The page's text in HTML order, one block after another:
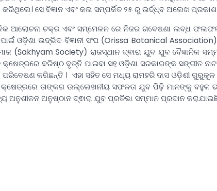
ସେ ବିଜ୍ଞାନ ଏବଂ କଳା ସମ୍ପର୍କିତ ୨୫ ରୁ ଉର୍ଦ୍ଧ୍ବ ଅଲେଖ
ଆଲୋଚନା ଚକ୍ର ଏବଂ ସମ୍ମେଳନ ରେ ନିଜର ଗବେଷଣା ଲବ୍ଧ
ଓଡ଼ିଶା ଉଦ୍ଭିଦ ବିଜ୍ଞାନୀ ସଂଘ (Orissa Botanical
(Sakhyam Society) ରାଜସ୍ଥାନ ଦ୍ଵାରା ଯୁବ ଯୁବ ବୈଜ୍ଞାନିକ
ବରିଷ୍ଠ ବୃତ୍ତି ପାଇବା ସହ ଓଡ଼ିଶା ସରକାରଙ୍କ ସଙ୍ଗୀତ
କରିଛନ୍ତି । ଏହା ସହିତ ସେ ମଧ୍ୟ ରାମହରି ଦାସ ଓଡ଼ିଶୀ ଗୁରୁକୂଳ
କ୍ଷେତ୍ରରେ ତାଙ୍କର ଉଲ୍ଲେଖନୀୟ ସଫଳତା ଯୁବ ପିଢ଼ି ମାନଙ୍କୁ ବହୁଳ
ଅନୁଶୀଳନ ଅନୁଷ୍ଠାନ ଦ୍ଵାରା ଯୁବ ପ୍ରତିଭା ସମ୍ମାନ ପ୍ରଦାନ